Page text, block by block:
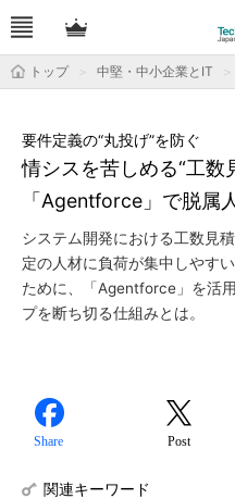
トップ 中堅・中小企業とIT
情シスを苦しめる“工
「Agentforce」で脱属
要件定義の“丸投げ”を防ぐ
システム開発における工数見
定の人材に負荷が集中しやす
ために、「Agentforce」を活
プを断ち切る仕組みとは。
Share Post
関連キーワード